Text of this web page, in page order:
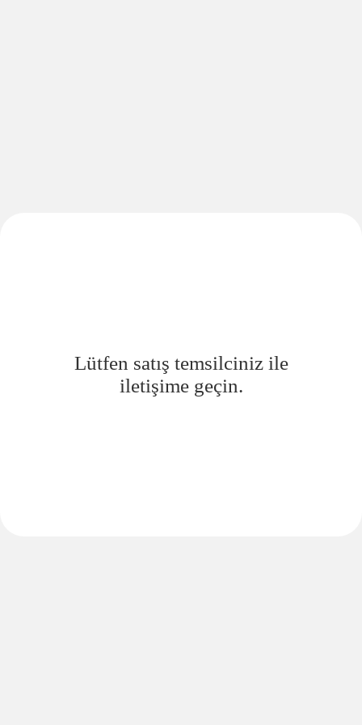
Lütfen satış temsilciniz ile
iletişime geçin.